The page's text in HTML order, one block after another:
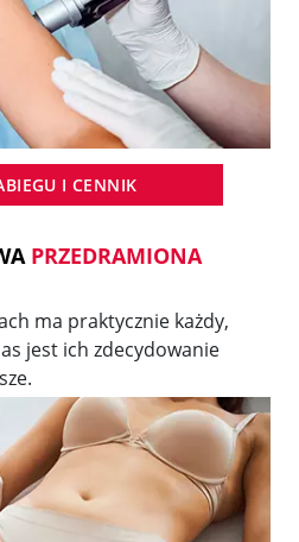
I CENNIK
PRZEDRAMIONA
ma praktycznie każdy,
jest ich zdecydowanie